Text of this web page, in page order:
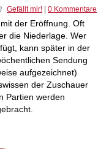
Gefällt mir! 0 Kommentare
der Eröffnung. Oft
die Niederlage. Wer
kann später in der
Sendung
aufgezeichnet)
der Zuschauer
Partien werden